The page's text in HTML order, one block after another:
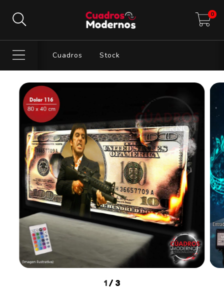
0
Cuadros Stock
1 / 3